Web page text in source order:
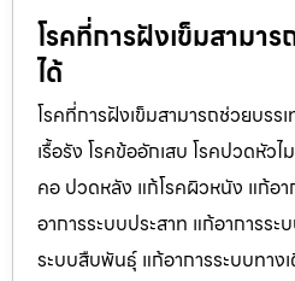
โรคที่การฝังเข็มสามา
ได้
โรคที่การฝังเข็มสามารถช่วยบรร
เรื้อรัง โรคข้ออักเสบ โรคปวดหัว
คอ ปวดหลัง แก้โรคผิวหนัง แก้อ
อาการระบบประสาท แก้อาการระ
ระบบสืบพันธุ์ แก้อาการระบบทาง